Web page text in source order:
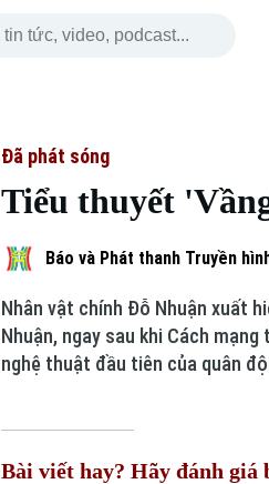
Hà Nội
Chính trị
Xã hội
An ninh trật tự
Công nghệ
Người Hà Nội
Khoảnh khắc
Ẩm thực
Hồ
Đã phát sóng
Tiểu thuyết
Báo và Phát thanh Truyền
Nhân vật chính Đỗ Nhuận xuất
Nhuận, ngay sau khi Cách
nghệ thuật đầu tiên của quân
Bài viết hay? Hãy đánh giá